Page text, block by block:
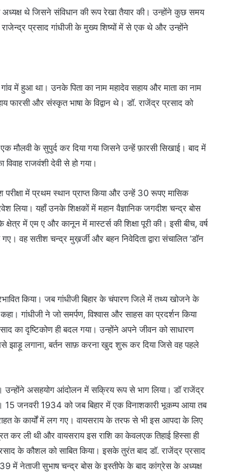
थे जिसने संविधान की रूप रेखा तैयार की। उन्होंने कुछ समय
प्रसाद गांधीजी के मुख्य शिष्यों में से एक थे और उन्होंने
में हुआ था। उनके पिता का नाम महादेव सहाय और माता का नाम
फारसी और संस्कृत भाषा के विद्वान थे। डॉ. राजेंद्र प्रसाद को
के सुपुर्द कर दिया गया जिसने उन्हें फ़ारसी सिखाई। बाद में
राजवंशी देवी से हो गया।
परीक्षा में प्रथम स्थान प्राप्त किया और उन्हें 30 रूपए मासिक
लिया। यहाँ उनके शिक्षकों में महान वैज्ञानिक जगदीश चन्द्र बोस
में एम ए और कानून में मास्टर्स की शिक्षा पूरी की। इसी बीच, वर्ष
सतीश चन्द्र मुख़र्जी और बहन निवेदिता द्वारा संचालित ‘डॉन
किया। जब गांधीजी बिहार के चंपारण जिले में तथ्य खोजने के
गांधीजी ने जो समर्पण, विश्वास और साहस का प्रदर्शन किया
का दृष्टिकोण ही बदल गया। उन्होंने अपने जीवन को साधारण
लगाना, बर्तन साफ़ करना खुद शुरू कर दिया जिसे वह पहले
असहयोग आंदोलन में सक्रिय रूप से भाग लिया। डॉ राजेंद्र
जनवरी 1934 को जब बिहार में एक विनाशकारी भूकम्प आया तब
के कार्यों में लग गए। वायसराय के तरफ से भी इस आपदा के लिए
ली थी और वायसराय इस राशि का केवलएक तिहाई हिस्सा ही
के कौशल को साबित किया। इसके तुरंत बाद डॉ. राजेंद्र प्रसाद
में नेताजी सुभाष चन्द्र बोस के इस्तीफे के बाद कांग्रेस के अध्यक्ष
स्वामी श्रद्धानन्द सरस्वती
शुभघड़ी
परिचय
सम्मलेन
शुभघड़ी परिचय सम्मलेन